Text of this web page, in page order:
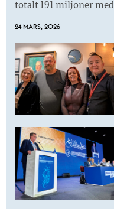
totalt 191 miljoner
24 MARS, 2026